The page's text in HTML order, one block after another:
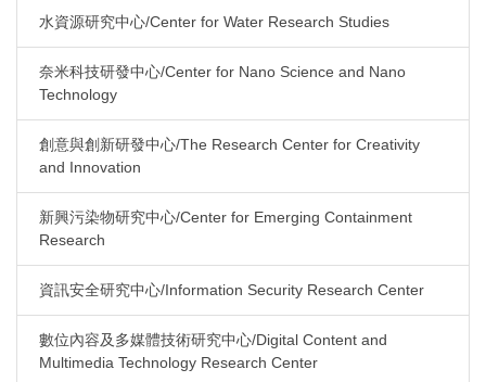
水資源研究中心/Center for Water Research Studies
奈米科技研發中心/Center for Nano Science and Nano
Technology
創意與創新研發中心/The Research Center for Creativity
and Innovation
新興污染物研究中心/Center for Emerging Containment
Research
資訊安全研究中心/Information Security Research Center
數位內容及多媒體技術研究中心/Digital Content and
Multimedia Technology Research Center